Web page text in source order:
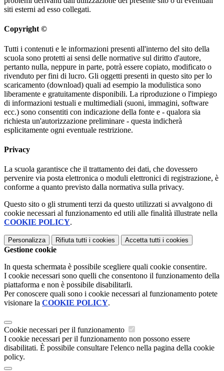
siti esterni ad esso collegati.
Copyright ©
Tutti i contenuti e le informazioni presenti all'interno del sito della
scuola sono protetti ai sensi delle normative sul diritto d'autore,
pertanto nulla, neppure in parte, potrà essere copiato, modificato o
rivenduto per fini di lucro. Gli oggetti presenti in questo sito per lo
scaricamento (download) quali ad esempio la modulistica sono
liberamente e gratuitamente disponibili. La riproduzione o l'impiego
di informazioni testuali e multimediali (suoni, immagini, software
ecc.) sono consentiti con indicazione della fonte e - qualora sia
richiesta un'autorizzazione preliminare - questa indicherà
esplicitamente ogni eventuale restrizione.
Privacy
La scuola garantisce che il trattamento dei dati, che dovessero
pervenire via posta elettronica o moduli elettronici di registrazione, è
conforme a quanto previsto dalla normativa sulla privacy.
Questo sito o gli strumenti terzi da questo utilizzati si avvalgono di
cookie necessari al funzionamento ed utili alle finalità illustrate nella
COOKIE POLICY.
Personalizza Rifiuta tutti i cookies Accetta tutti i cookies
Gestione cookie
In questa schermata è possibile scegliere quali cookie consentire.
I cookie necessari sono quelli che consentono il funzionamento della
piattaforma e non è possibile disabilitarli.
Per conoscere quali sono i cookie necessari al funzionamento potete
visionare la COOKIE POLICY.
Cookie necessari per il funzionamento
I cookie necessari per il funzionamento non possono essere
disabilitati. È possibile consultare l'elenco nella pagina della cookie
policy.